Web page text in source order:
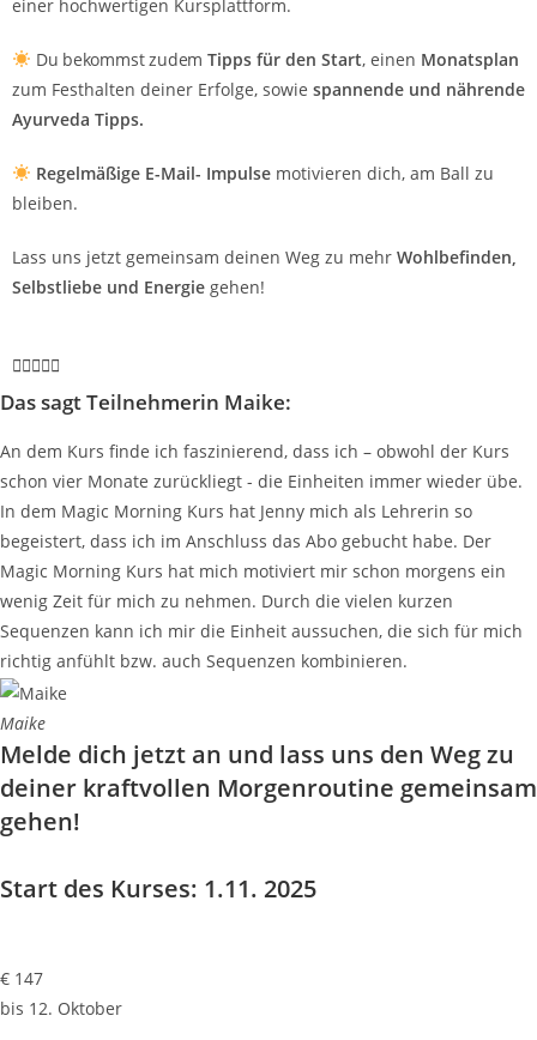
einer hochwertigen Kursplattform.
Du bekommst zudem Tipps für den Start, einen Monatsplan
zum Festhalten deiner Erfolge, sowie spannende und nährende
Ayurveda Tipps.
Regelmäßige E-Mail- Impulse motivieren dich, am Ball zu
bleiben.
Lass uns jetzt gemeinsam deinen Weg zu mehr Wohlbefinden,
Selbstliebe und Energie gehen!

Das sagt Teilnehmerin Maike:
An dem Kurs finde ich faszinierend, dass ich – obwohl der Kurs
schon vier Monate zurückliegt - die Einheiten immer wieder übe.
In dem Magic Morning Kurs hat Jenny mich als Lehrerin so
begeistert, dass ich im Anschluss das Abo gebucht habe. Der
Magic Morning Kurs hat mich motiviert mir schon morgens ein
wenig Zeit für mich zu nehmen. Durch die vielen kurzen
Sequenzen kann ich mir die Einheit aussuchen, die sich für mich
richtig anfühlt bzw. auch Sequenzen kombinieren.
Maike
Melde dich jetzt an und lass uns den Weg zu
deiner kraftvollen Morgenroutine gemeinsam
gehen!
Start des Kurses: 1.11. 2025
€ 147
bis 12. Oktober